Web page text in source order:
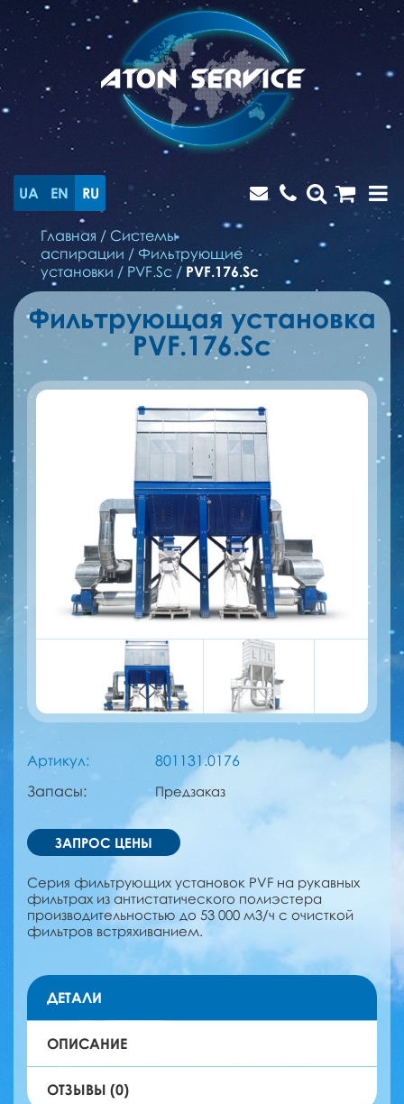
UA EN RU
Главная / Системы
аспирации / Фильтрующие
установки / PVF.Sc / PVF.176.Sc
Фильтрующая установка
PVF.176.Sc
Артикул:
801131.0176
Запасы:
Предзаказ
ЗАПРОС ЦЕНЫ
Серия фильтрующих установок PVF на рукавных
фильтрах из антистатического полиэстера
производительностью до 53 000 м3/ч c очисткой
фильтров встряхиванием.
ДЕТАЛИ
ОПИСАНИЕ
ОТЗЫВЫ (0)